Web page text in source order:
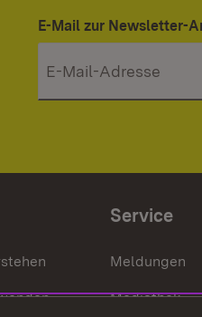
E-Mail zur Newsletter-
Service
Meldungen
Mediathek